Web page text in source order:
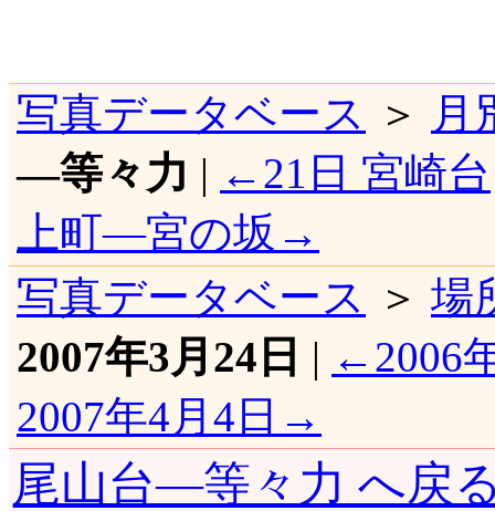
写真データベース ＞
月
―等々力 | ←21日 宮崎台
上町―宮の坂→
写真データベース
＞ 場
2007年3月24日 | ←2006
2007年4月4日→
尾山台―等々力 へ戻